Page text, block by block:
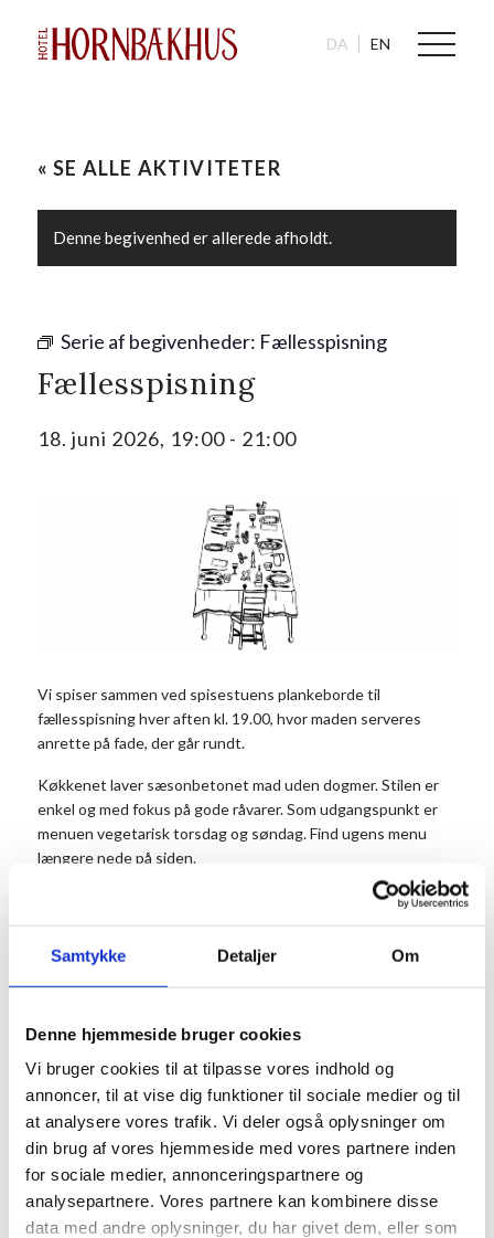
Samtykke Detaljer Om
Denne hjemmeside bruger cookies
Vi bruger cookies til at tilpasse vores indhold og
annoncer, til at vise dig funktioner til sociale medier og til
at analysere vores trafik. Vi deler også oplysninger om
din brug af vores hjemmeside med vores partnere inden
for sociale medier, annonceringspartnere og
analysepartnere. Vores partnere kan kombinere disse
data med andre oplysninger, du har givet dem, eller som
DA EN
« SE ALLE AKTIVITETER
Denne begivenhed er allerede afholdt.
Serie af begivenheder: Fællesspisning
Fællesspisning
18. juni 2026, 19:00- 21:00
Vi spiser sammen ved spisestuens plankeborde til
fællesspisning hver aften kl. 19.00, hvor maden serveres
anrette på fade, der går rundt.
Køkkenet laver sæsonbetonet mad uden dogmer. Stilen er
enkel og med fokus på gode råvarer. Som udgangspunkt er
menuen vegetarisk torsdag og søndag. Find ugens menu
længere nede på siden.
Vi tilbyder dagligt et vegetarisk alternativ til dagens måltid.
Det er vigtigt, at du noterer antal vegetarer i
kommentarfeltet, når du bestiller dit bord.
Prisen er 175 kr. for middagen pr. person og 50 kr. for
med 3 år betaler ikke.
Husk at reservere dine pladser på forhånd.
Ankom gerne ca. 20 minutter før, så du kan få noget at drikke
og finde en plads ved langbordet, inden maden serveres.
Vi kan ikke tilpasse maden eller garantere veganske, mælkefri
eller glutenfri muligheder.
Der tages forbehold for ændringer i menuen.